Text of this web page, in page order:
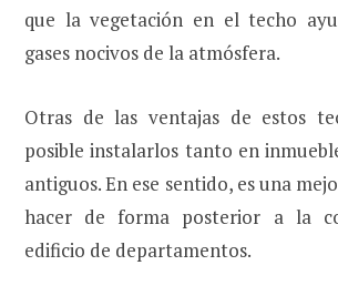
que la vegetación en el techo
gases nocivos de la atmósfera.
Otras de las ventajas de estos
posible instalarlos tanto en
antiguos. En ese sentido, es una
hacer de forma posterior a la
edificio de departamentos.